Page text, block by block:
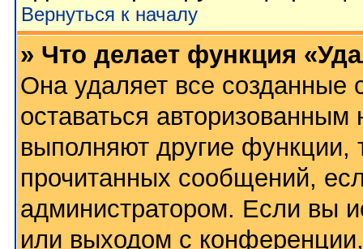
Вернуться к началу
» Что делает функция
Она удаляет все созданные
оставаться
выполняют другие функции,
прочитанных сообщений,
администратором. Если вы
или выходом с